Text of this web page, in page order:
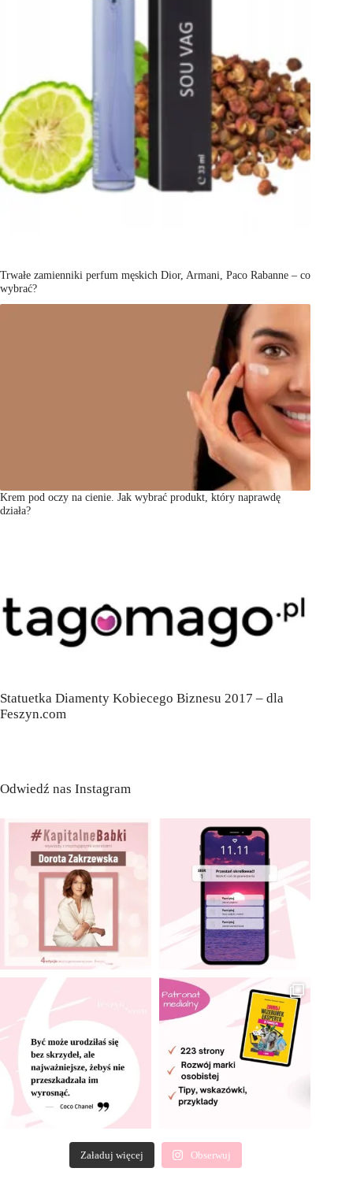
Trwałe zamienniki perfum męskich Dior, Armani, Paco Rabanne – co
wybrać?
Krem pod oczy na cienie. Jak wybrać produkt, który naprawdę
działa?
Statuetka Diamenty Kobiecego Biznesu 2017 – dla
Feszyn.com
Odwiedź nas Instagram
Załaduj więcej Obserwuj